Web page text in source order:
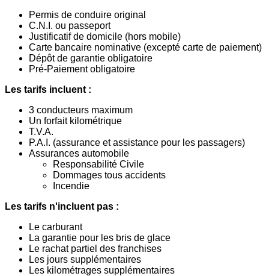
Permis de conduire original
C.N.I. ou passeport
Justificatif de domicile (hors mobile)
Carte bancaire nominative (excepté carte de paiement)
Dépôt de garantie obligatoire
Pré-Paiement obligatoire
Les tarifs incluent :
3 conducteurs maximum
Un forfait kilométrique
T.V.A.
P.A.I. (assurance et assistance pour les passagers)
Assurances automobile
Responsabilité Civile
Dommages tous accidents
Incendie
Les tarifs n'incluent pas :
Le carburant
La garantie pour les bris de glace
Le rachat partiel des franchises
Les jours supplémentaires
Les kilométrages supplémentaires